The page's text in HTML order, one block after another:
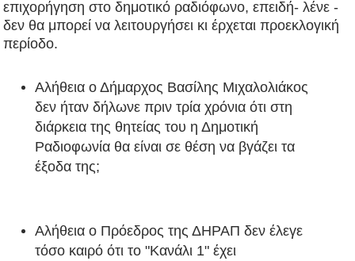
επιχορήγηση στο δημοτικό ραδιόφωνο, επειδή- λένε -
δεν θα μπορεί να λειτουργήσει κι έρχεται προεκλογική
περίοδο.
Αλήθεια ο Δήμαρχος Βασίλης Μιχαλολιάκος
δεν ήταν δήλωνε πριν τρία χρόνια ότι στη
διάρκεια της θητείας του η Δημοτική
Ραδιοφωνία θα είναι σε θέση να βγάζει τα
έξοδα της;
Αλήθεια ο Πρόεδρος της ΔΗΡΑΠ δεν έλεγε
τόσο καιρό ότι το "Κανάλι 1" έχει